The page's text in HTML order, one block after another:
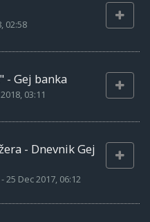
02:58
- Gej banka
03:11
- Dnevnik Gej
-25 Dec 2017, 06:12